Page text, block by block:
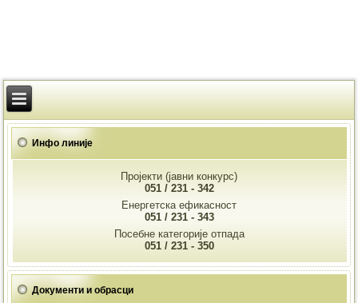
Инфо линије
Пројекти (јавни конкурс)
051 / 231 - 342
Енергетска ефикасност
051 / 231 - 343
Посебне категорије отпада
051 / 231 - 350
Документи и обрасци